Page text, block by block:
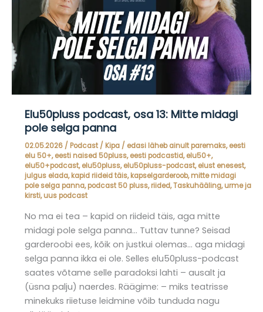
Elu50pluss podcast, osa 13: Mitte midagi
pole selga panna
02.05.2026 / Podcast/ Kipa / edasi läheb ainult paremaks,eesti
elu 50+,eesti naised 50pluss,eesti podcastid,elu50+,
elu50+podcast,elu50pluss,elu50pluss-podcast,elust enesest,
julgus elada,kapid riideid täis,kapselgarderoob,mitte midagi
pole selga panna,podcast 50 pluss,riided,Taskuhääling,urme ja
kirsti,uus podcast
No ma ei tea – kapid on riideid täis, aga mitte
midagi pole selga panna… Tuttav tunne? Seisad
garderoobi ees, kõik on justkui olemas… aga midagi
selga panna ikka ei ole. Selles elu50pluss-podcast
saates võtame selle paradoksi lahti – ausalt ja
(üsna palju) naerdes. Räägime: – miks teatrisse
minekuks riietuse leidmine võib tunduda nagu